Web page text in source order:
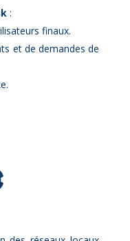
:
fi­naux.
et de de­mandes de